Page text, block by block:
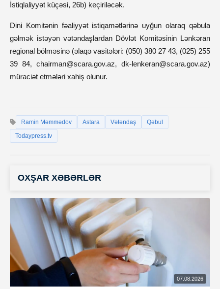
İstiqlaliyyət küçəsi, 26b) keçiriləcək.
Dini Komitənin fəaliyyət istiqamətlərinə uyğun olaraq qəbula
gəlmək istəyən vətəndaşlardan Dövlət Komitəsinin Lənkəran
regional bölməsinə (əlaqə vasitələri: (050) 380 27 43, (025) 255
39 84, chairman@scara.gov.az, dk-lenkeran@scara.gov.az)
müraciət etmələri xahiş olunur.
Ramin Məmmədov Astara Vətəndaş
Qəbul
Todaypress.tv
OXŞAR XƏBƏRLƏR
07.08.2026